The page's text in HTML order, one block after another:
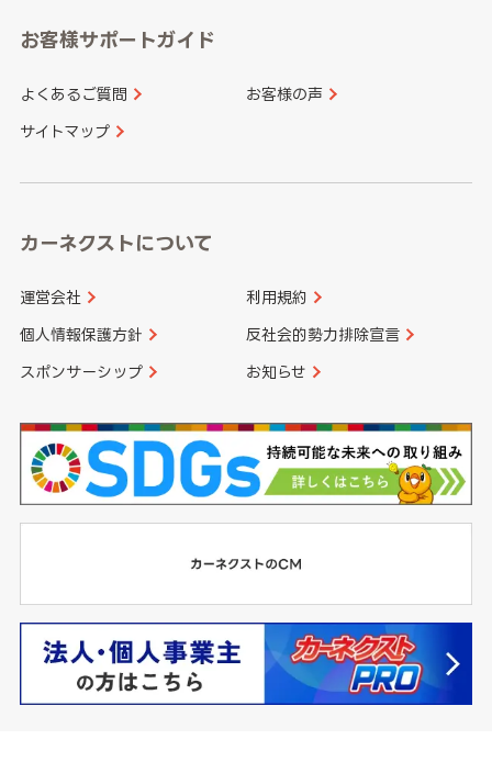
愛知県
和歌山県
山口県
香川県 愛媛県
長崎県
大分県 宮崎県
お客様サポートガイド
よくあるご質問 お客様の声
サイトマップ
カーネクストについて
運営会社 利用規約
個人情報保護方針 反社会的勢力排除宣言
スポンサーシップ お知らせ